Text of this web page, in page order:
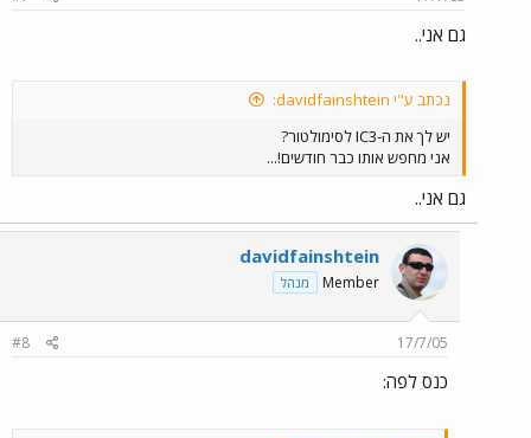
גם אני..
נכתב ע"י davidfainshtein:
יש לך את ה-IC3 לסימולטור?
אני מחפש אותו כבר חודשים!...
גם אני..
davidfainshtein
Member מנהל
17/7/05
#8
כנס לפה: